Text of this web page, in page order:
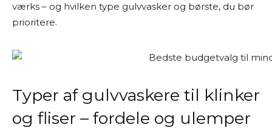
værks – og hvilken type gulvvasker og børste, du bør
prioritere.
Typer af gulvvaskere til klinker
og fliser – fordele og ulemper